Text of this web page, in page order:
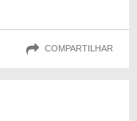
COMPARTILHAR